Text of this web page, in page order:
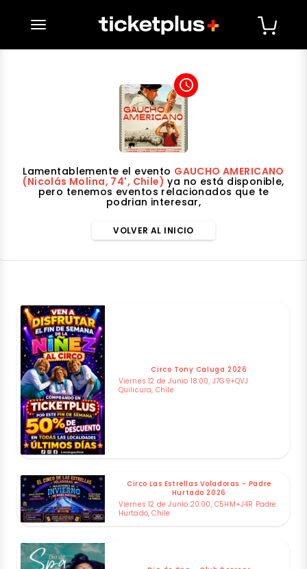
desplegar navegación
access_time
Lamentablemente el evento GAUCHO AMERICANO
(Nicolás Molina, 74', Chile) ya no está disponible,
pero tenemos eventos relacionados que te
podrian interesar,
VOLVER AL INICIO
Circo Tony Caluga 2026
Viernes 12 de Junio 18:00, J7G9+QVJ
Quilicura, Chile
Circo Las Estrellas Voladoras - Padre
Hurtado 2026
Viernes 12 de Junio 20:00, C5HM+J4R Padre
Hurtado, Chile